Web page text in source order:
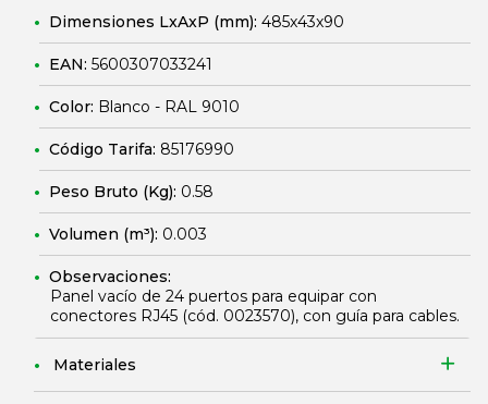
Dimensiones LxAxP (mm): 485x43x90
EAN: 5600307033241
Color: Blanco - RAL 9010
Código Tarifa: 85176990
Peso Bruto (Kg): 0.58
Volumen (m³): 0.003
Observaciones:
Panel vacío de 24 puertos para equipar con
conectores RJ45 (cód. 0023570), con guía para cables.
Materiales